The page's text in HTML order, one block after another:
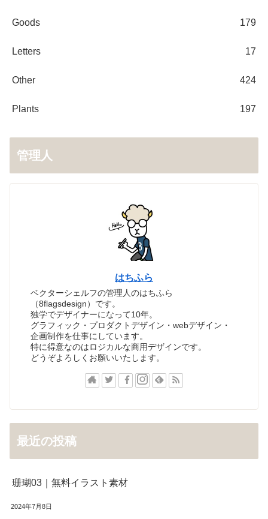
Goods 179
Letters 17
Other 424
Plants 197
管理人
はちふら
ベクターシェルフの管理人のはちふら
（8flagsdesign）です。
独学でデザイナーになって10年。
グラフィック・プロダクトデザイン・webデザイン・
企画制作を仕事にしています。
特に得意なのはロジカルな商用デザインです。
どうぞよろしくお願いいたします。
最近の投稿
珊瑚03｜無料イラスト素材
2024年7月8日